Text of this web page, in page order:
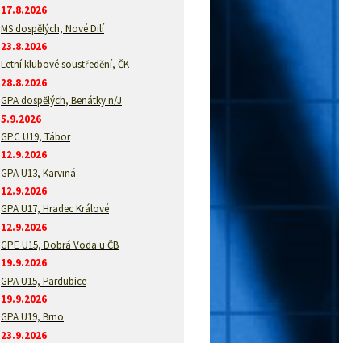
17.8.2026
MS dospělých, Nové Dilí
23.8.2026
Letní klubové soustředění, ČK
28.8.2026
GPA dospělých, Benátky n/J
5.9.2026
GPC U19, Tábor
12.9.2026
GPA U13, Karviná
12.9.2026
GPA U17, Hradec Králové
12.9.2026
GPE U15, Dobrá Voda u ČB
19.9.2026
GPA U15, Pardubice
19.9.2026
GPA U19, Brno
23.9.2026